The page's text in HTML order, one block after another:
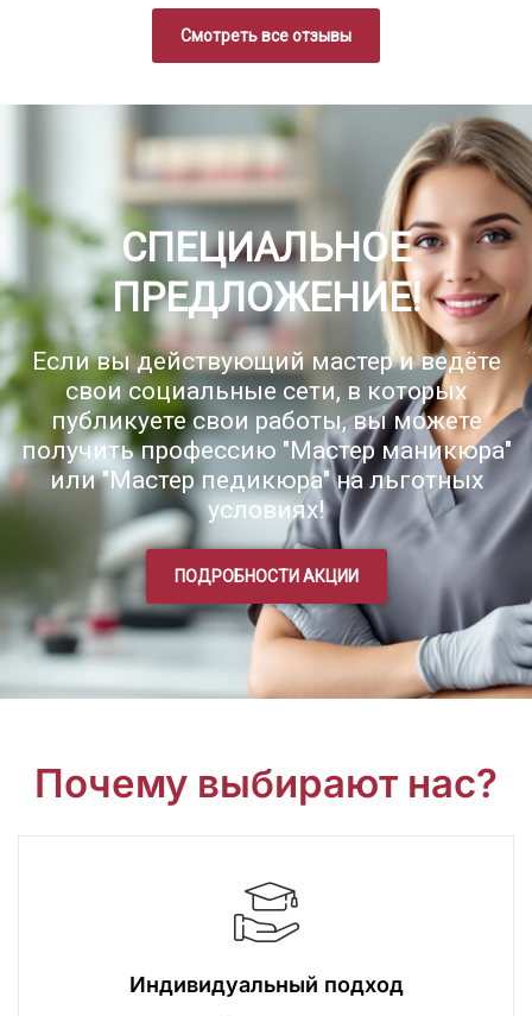
Смотреть все отзывы
СПЕЦИАЛЬНОЕ
ПРЕДЛОЖЕНИЕ!
Если вы действующий мастер и ведёте
свои социальные сети, в которых
публикуете свои работы, вы можете
получить профессию "Мастер маникюра"
или "Мастер педикюра" на льготных
условиях!
ПОДРОБНОСТИ АКЦИИ
Почему выбирают нас?
Индивидуальный подход